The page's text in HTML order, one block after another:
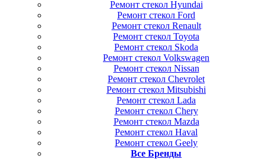
Ремонт стекол Hyundai
Ремонт стекол Ford
Ремонт стекол Renault
Ремонт стекол Toyota
Ремонт стекол Skoda
Ремонт стекол Volkswagen
Ремонт стекол Nissan
Ремонт стекол Chevrolet
Ремонт стекол Mitsubishi
Ремонт стекол Lada
Ремонт стекол Chery
Ремонт стекол Mazda
Ремонт стекол Haval
Ремонт стекол Geely
Все Бренды